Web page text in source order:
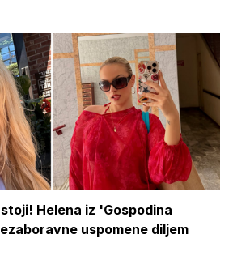
Helena iz 'Gospodina
uspomene diljem